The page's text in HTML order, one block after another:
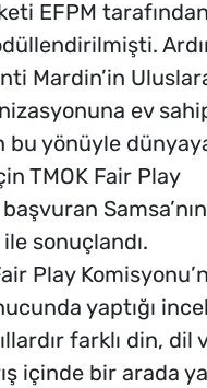
EFPM
Mardin’in
ev
bu yönüyle
TMOK Fair Play
sonuçlandı.
Play
yaptığı
farklı din, dil
içinde bir arada